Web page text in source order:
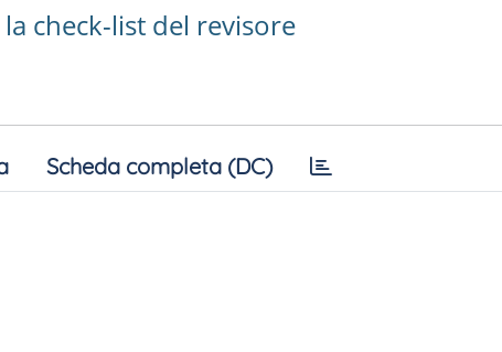
check-list del revisore
Scheda completa (DC)